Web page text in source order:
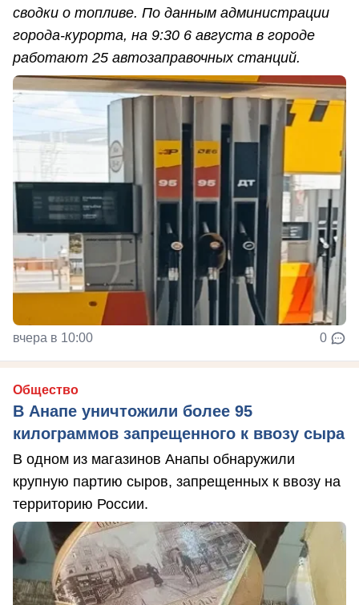
сводки о топливе. По данным администрации
города-курорта, на 9:30 6 августа в городе
работают 25 автозаправочных станций.
вчера в 10:00 0
Общество
В Анапе уничтожили более 95
килограммов запрещенного к ввозу сыра
В одном из магазинов Анапы обнаружили
крупную партию сыров, запрещенных к ввозу на
территорию России.